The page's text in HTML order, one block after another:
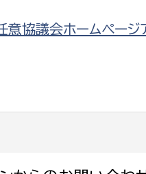
選
意協議会ホームページ